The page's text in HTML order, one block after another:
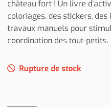
château fort ! Un livre
coloriages, des stickers,
travaux manuels pour
coordination des tout-petits.
Rupture de stock